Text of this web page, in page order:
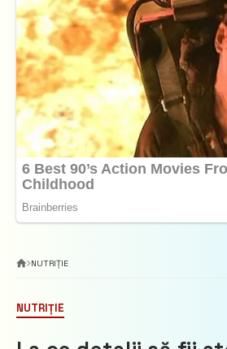
NUTRIȚIE
NUTRIȚIE